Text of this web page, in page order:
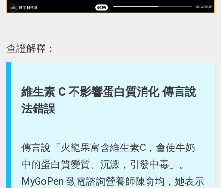
查證解釋：
維生素 C 不影響蛋白質消化 傳言說
法錯誤
傳言說「​​火龍果富含維生素C，會使牛奶
中的蛋白質變質、沉澱，引發中毒」。
MyGoPen 致電諮詢營養師陳俞均，她表示